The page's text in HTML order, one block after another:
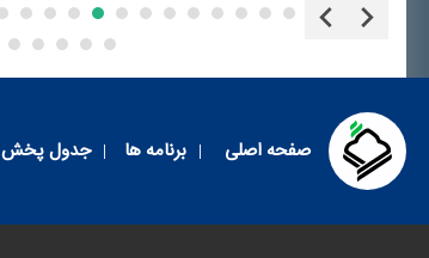
صفحه اصلی برنامه ها جدول پخش